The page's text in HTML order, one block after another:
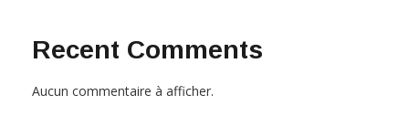
Recent Comments
Aucun commentaire à afficher.